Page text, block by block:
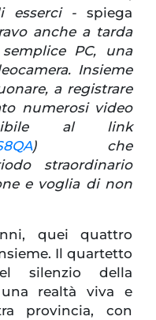
esserci - spiega
anche a tarda
PC, una
Insieme
a registrare
numerosi video
al link
) che
straordinario
e voglia di non
quei quattro
Il quartetto
silenzio della
realtà viva e
provincia, con